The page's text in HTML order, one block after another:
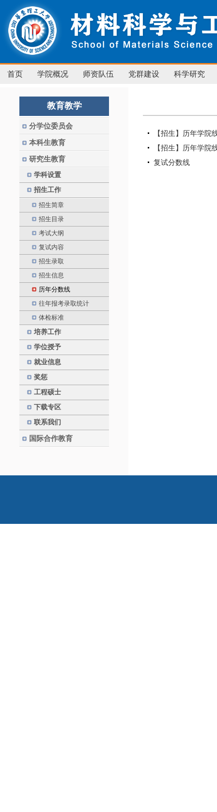
首页 学院概况 师资队伍 党群建设 科学研究
教育教学
分学位委员会
本科生教育
研究生教育
学科设置
招生工作
招生简章
招生目录
考试大纲
复试内容
招生录取
招生信息
历年分数线
往年报考录取统计
体检标准
培养工作
学位授予
就业信息
奖惩
工程硕士
下载专区
联系我们
国际合作教育
【招生】历年学院
【招生】历年学院
复试分数线